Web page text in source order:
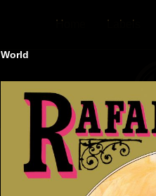
Home Labels
World